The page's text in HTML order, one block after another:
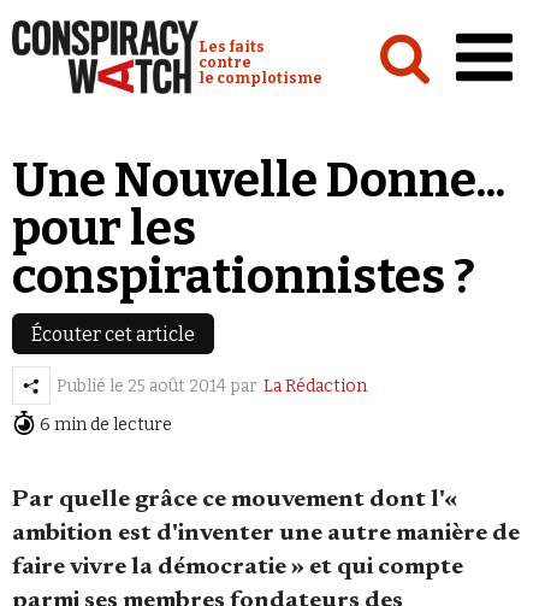
Conspiracy Watch :
Les faits
contre
le complotisme
Analyses
Conspipédia
Vidéos
Émissions
Revues de presse
Demander à Vera
Se connecter
Une Nouvelle Donne...
pour les
conspirationnistes ?
Écouter cet article
Publié le 25 août 2014 par La Rédaction
6 min de lecture
Par quelle grâce ce mouvement dont l'«
ambition est d'inventer une autre manière de
faire vivre la démocratie » et qui compte
parmi ses membres fondateurs des